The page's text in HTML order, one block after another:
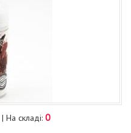
| На складі: 0